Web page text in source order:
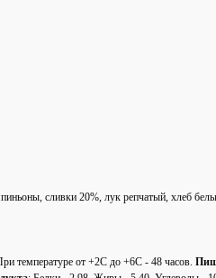
сливки 20%, лук репчатый, хлеб
температуре от +2С до +6С - 48 часов.